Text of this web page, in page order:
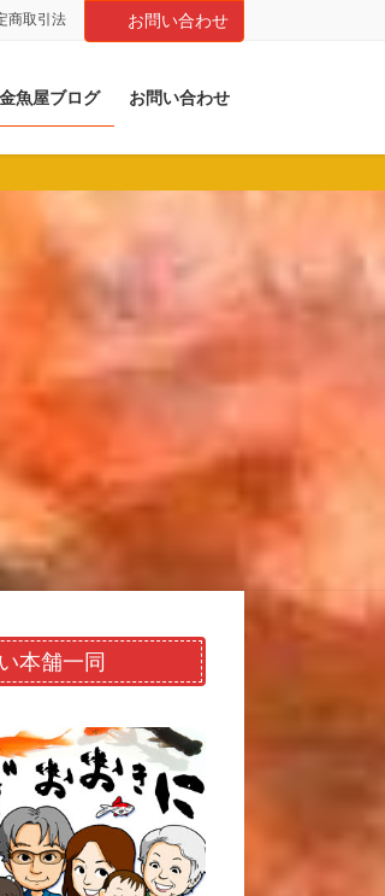
商取引法 お問い合わせ
金魚屋ブログ お問い合わせ
本舗一同